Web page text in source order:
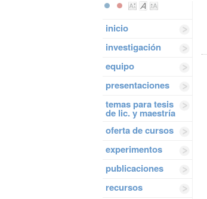
inicio
investigación
equipo
presentaciones
temas para tesis
de lic. y maestría
oferta de cursos
experimentos
publicaciones
recursos